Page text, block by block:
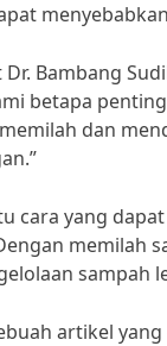
Bambang
betapa
dan
cara yang
memilah
sampah
artikel